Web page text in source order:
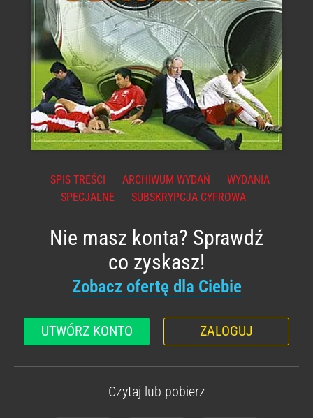
SPIS TREŚCI ARCHIWUM WYDAŃ
WYDANIA
SPECJALNE
SUBSKRYPCJA CYFROWA
Nie masz konta? Sprawdź
co zyskasz!
Zobacz ofertę dla Ciebie
UTWÓRZ KONTO ZALOGUJ
Czytaj lub pobierz